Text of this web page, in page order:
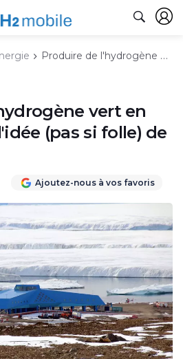
Produire de l'hydrogène vert en Antarctique : l'idée (pas si folle) de Hyundai
vert en
(pas si folle) de
Ajoutez-nous à vos favoris